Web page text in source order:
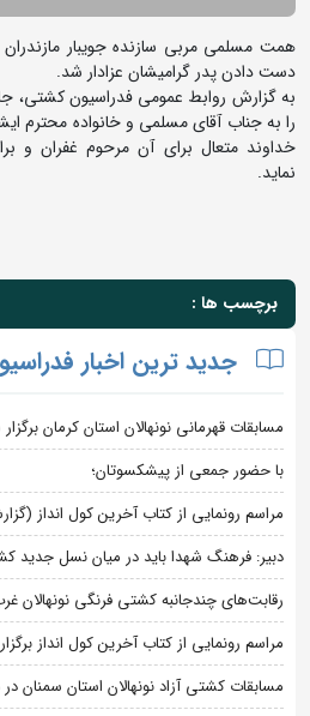
همت مسلمی مربی سازنده جویبار
دست دادن پدر گرامیشان عزادار شد.
به گزارش روابط عمومی فدراسیون کشتی،
را به جناب آقای مسلمی و خانواده محترم
خداوند متعال برای آن مرحوم غفران و
نماید.
برچسب ها :
جدید ترین اخبار
مسابقات قهرمانی نونهالان استان کرمان
با حضور جمعی از پیشکسوتان؛
مراسم رونمایی از کتاب آخرین کول انداز
دبیر: فرهنگ شهدا باید در میان نسل جدید
رقابت‌های چندجانبه کشتی فرنگی نونهالان
مراسم رونمایی از کتاب آخرین کول انداز
مسابقات کشتی آزاد نونهالان استان سمنان در